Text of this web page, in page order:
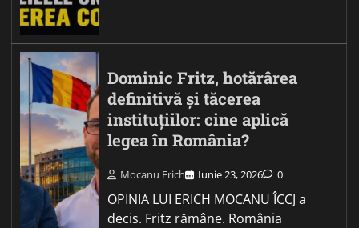
Dominic Fritz, hotărârea
definitivă și tăcerea
instituțiilor: cine aplică
legea în România?
Mocanu Erich Iunie 23, 2026 0
OPINIA LUI ERICH MOCANU ÎCCJ a
decis. Fritz rămâne. România